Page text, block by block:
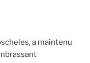
a maintenu